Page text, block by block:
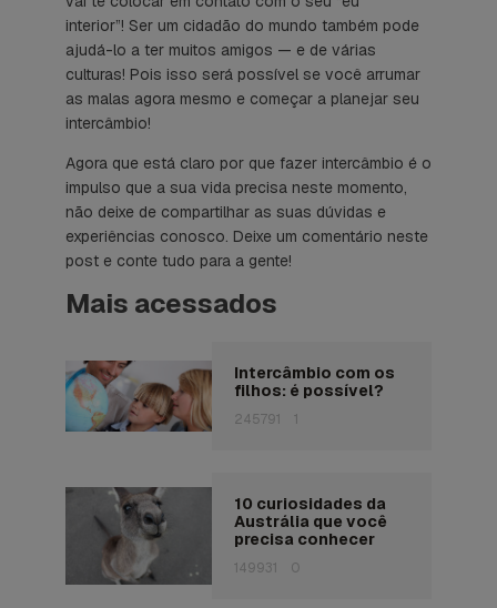
interior”! Ser um cidadão do mundo também pode
ajudá-lo a ter muitos amigos — e de várias
culturas! Pois isso será possível se você arrumar
as malas agora mesmo e começar a planejar seu
intercâmbio!
Agora que está claro por que fazer intercâmbio é o
impulso que a sua vida precisa neste momento,
não deixe de compartilhar as suas dúvidas e
experiências conosco. Deixe um comentário neste
post e conte tudo para a gente!
Mais acessados
Intercâmbio com os
filhos: é possível?
245791 1
10 curiosidades da
Austrália que você
precisa conhecer
149931 0